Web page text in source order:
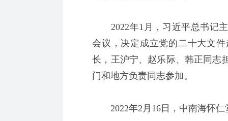
2022年1月，习近平总书记主
会议，决定成立党的二十大文
长，王沪宁、赵乐际、韩正同志
门和地方负责同志参加。
2022年2月16日，中南海怀仁